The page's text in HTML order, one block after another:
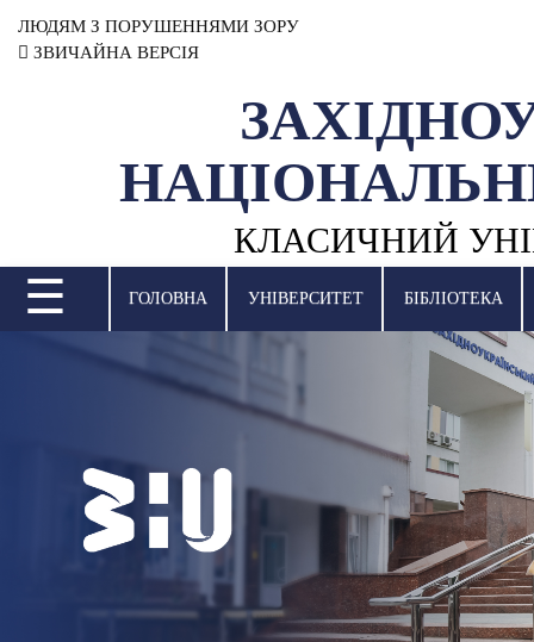
ЛЮДЯМ З ПОРУШЕННЯМИ ЗОРУ
ЗВИЧАЙНА ВЕРСІЯ
КЛАСИЧНИЙ
НАУКОВА ДІЯЛЬНІСТЬ
МІЖНАРОДНА ДІЯЛЬНІСТЬ
ВСТУПНА КАМПАНІЯ
БІБЛІОТЕКА
НОВИНИ
☰ ГОЛОВНА УНІВЕРСИТЕТ БІБЛІОТЕКА